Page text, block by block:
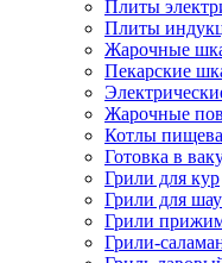
Плиты
Плиты
Жарочные
Пекарские
Жарочные
Котлы
Готовка в
Грили для кур
Грили для
Грили
Грили-